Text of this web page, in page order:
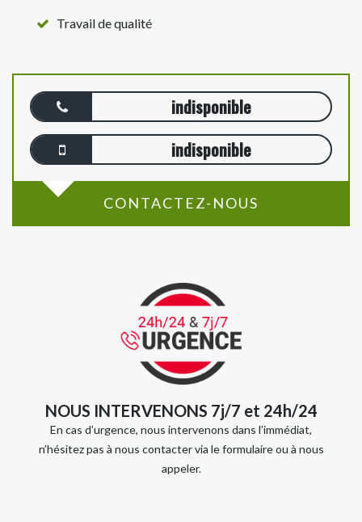
Travail de qualité
indisponible
indisponible
CONTACTEZ-NOUS
NOUS INTERVENONS 7j/7 et 24h/24
En cas d’urgence, nous intervenons dans l’immédiat,
n’hésitez pas à nous contacter via le formulaire ou à nous
appeler.